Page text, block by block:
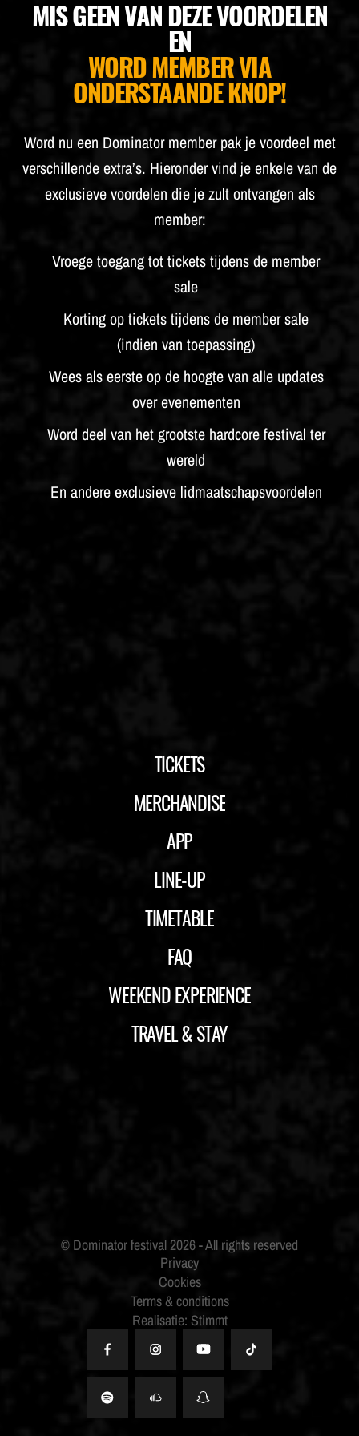
BUDWEISER
MIS GEEN VAN DEZE VOORDELEN
EN
WORD MEMBER VIA
ONDERSTAANDE KNOP!
Word nu een Dominator member pak je voordeel met
verschillende extra’s. Hieronder vind je enkele van de
exclusieve voordelen die je zult ontvangen als
member:
Vroege toegang tot tickets tijdens de member
sale
Korting op tickets tijdens de member sale
(indien van toepassing)
Wees als eerste op de hoogte van alle updates
over evenementen
Word deel van het grootste hardcore festival ter
wereld
En andere exclusieve lidmaatschapsvoordelen
TICKETS
MERCHANDISE
APP
LINE-UP
TIMETABLE
FAQ
WEEKEND EXPERIENCE
TRAVEL & STAY
Privacy
Cookies
Terms & conditions
Realisatie: Stimmt